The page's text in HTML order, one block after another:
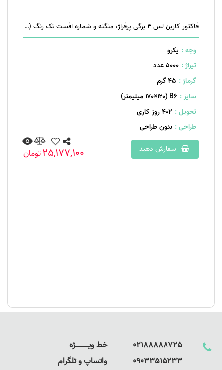
فاکتور کاربن لس ۴ برگی پرفراژ، منگنه و شماره افست تک رنگ (مشکی)
وجه : یکرو
تیراژ : 5000 عدد
گرماژ : ۴۵ گرم
سایز : B۶ (۱۷۰×۱۲۰ میلیمتر)
تحویل : 402 روز کاری
طراحی : بدون طراحی
سفارش دهید
25,177,100تومان
02188888725 خط ویـــــــــــــژه
09033515233 واتساپ و تلگرام